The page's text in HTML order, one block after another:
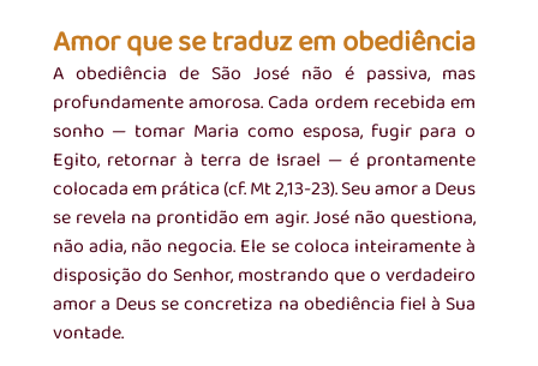
Amor que se traduz em obediência
A obediência de São José não é passiva, mas
profundamente amorosa. Cada ordem recebida em
sonho — tomar Maria como esposa, fugir para o
Egito, retornar à terra de Israel — é prontamente
colocada em prática (cf. Mt 2,13-23). Seu amor a Deus
se revela na prontidão em agir. José não questiona,
não adia, não negocia. Ele se coloca inteiramente à
disposição do Senhor, mostrando que o verdadeiro
amor a Deus se concretiza na obediência fiel à Sua
vontade.